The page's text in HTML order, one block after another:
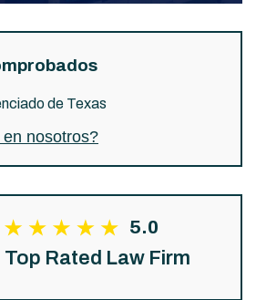
de Texas
nosotros?
5.0
Top Rated Law Firm